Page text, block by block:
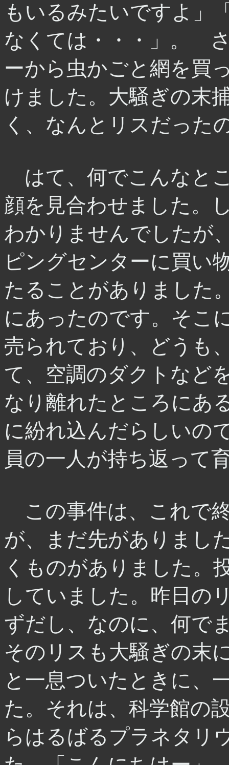
もいるみたいですよ」
なくては・・・」。
ーから虫かごと網を買
けました。大騒ぎの末
く、なんとリスだった
はて、何でこんなと
顔を見合わせました。
わかりませんでしたが
ピングセンターに買い
たることがありました
にあったのです。そこ
売られており、どうも
て、空調のダクトなど
なり離れたところにあ
に紛れ込んだらしいの
員の一人が持ち返って
この事件は、これで
が、まだ先がありまし
くものがありました。
していました。昨日の
ずだし、なのに、何で
そのリスも大騒ぎの末
と一息ついたときに、
た。それは、科学館の
らはるばるプラネタリ